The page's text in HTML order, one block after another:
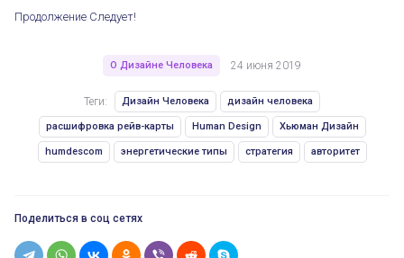
Продолжение Следует!
О Дизайне Человека 24 июня 2019
Теги: Дизайн Человека дизайн человека
расшифровка рейв-карты Human Design Хьюман Дизайн
humdescom энергетические типы стратегия авторитет
Поделиться в соц сетях